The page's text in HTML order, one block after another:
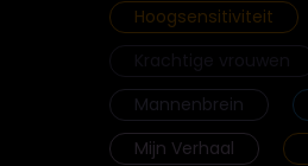
Hoogsensitiviteit
Mannenbrein
Mijn Verhaal